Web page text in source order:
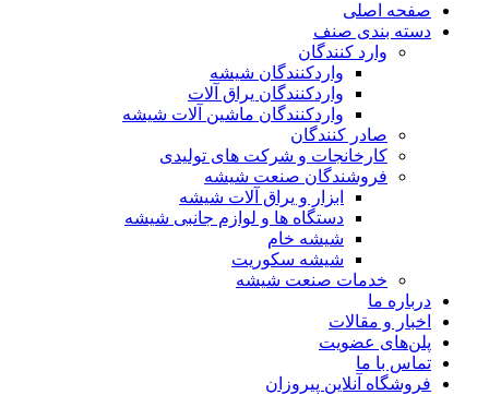
صفحه اصلی
دسته بندی صنف
وارد کنندگان
واردکنندگان شیشه
واردکنندگان یراق آلات
واردکنندگان ماشین آلات شیشه
صادر کنندگان
کارخانجات و شرکت های تولیدی
فروشندگان صنعت شیشه
ابزار و یراق آلات شیشه
دستگاه ها و لوازم جانبی شیشه
شیشه خام
شیشه سکوریت
خدمات صنعت شیشه
درباره ما
اخبار و مقالات
پلن‌های عضویت
تماس با ما
فروشگاه آنلاین پیروزان